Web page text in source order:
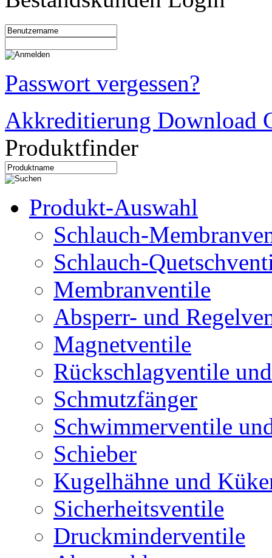
Passwort vergessen?
Akkreditierung Download
Produktfinder
Produkt-Auswahl
Schlauch-
Schlauch-
Membranventile
Absperr- und
Magnetventile
Rückschlagventile
Schmutzfänger
Schwimmerventile
Schieber
Kugelhähne und
Sicherheitsventile
Druckminderventile